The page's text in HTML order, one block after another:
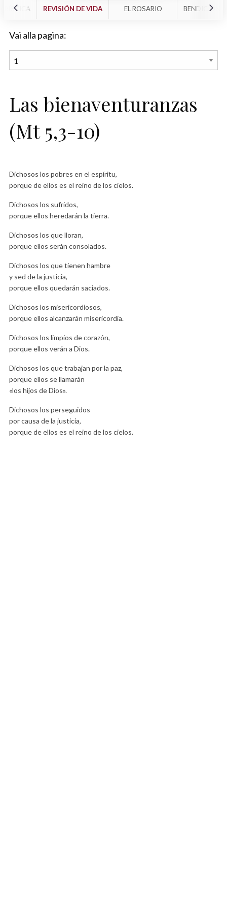
REVISIÓN DE VIDA EL ROSARIO BENDICIÓN
Vai alla pagina:
Las bienaventuranzas
(Mt 5,3-10)
Dichosos los pobres en el espíritu,
porque de ellos es el reino de los cielos.
Dichosos los sufridos,
porque ellos heredarán la tierra.
Dichosos los que lloran,
porque ellos serán consolados.
Dichosos los que tienen hambre
y sed de la justicia,
porque ellos quedarán saciados.
Dichosos los misericordiosos,
porque ellos alcanzarán misericordia.
Dichosos los limpios de corazón,
porque ellos verán a Dios.
Dichosos los que trabajan por la paz,
porque ellos se llamarán
«los hijos de Dios».
Dichosos los perseguidos
por causa de la justicia,
porque de ellos es el reino de los cielos.